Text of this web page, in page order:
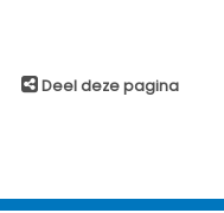
Deel deze pagina